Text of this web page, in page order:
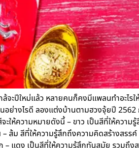
ล้จะปีใหม่แล้ว หลายคนก็คงมีแพลนทำอะไ
อย่างไรดี ลองแต่งบ้านตามฮวงจุ้ยปี 2562
ะให้ความหมายดังนี้ – ขาว เป็นสีที่ให้ความ
– ส้ม สีที่ให้ความรู้สึกถึงความคิดสร้างสร
– แดง เป็นสีที่ให้ความรู้สึกทันสมัย รวมถึ